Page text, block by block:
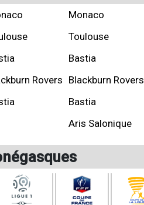
Monaco
Toulouse
Bastia
Blackburn Rovers
Bastia
Aris Salonique